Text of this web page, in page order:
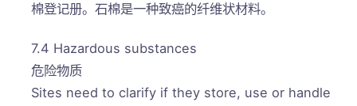
棉登记册。石棉是一种致癌的纤维状材料。
7.4 Hazardous substances
危险物质
Sites need to clarify if they store, use or handle